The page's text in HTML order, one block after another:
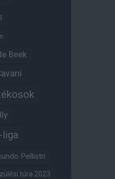
Beek
liga
Pellistri
túra 2023